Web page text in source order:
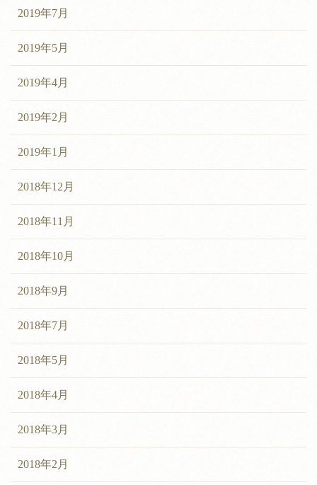
2019年7月
2019年5月
2019年4月
2019年2月
2019年1月
2018年12月
2018年11月
2018年10月
2018年9月
2018年7月
2018年5月
2018年4月
2018年3月
2018年2月